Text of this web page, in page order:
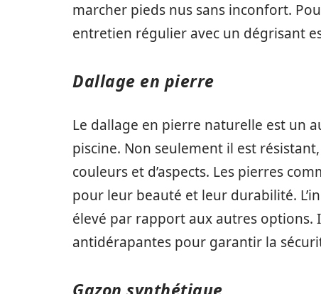
marcher pieds nus sans inconfort.
entretien régulier avec un dégrisant
Dallage en pierre
Le dallage en pierre naturelle est un
piscine. Non seulement il est
couleurs et d’aspects. Les pierres
pour leur beauté et leur durabilité.
élevé par rapport aux autres
antidérapantes pour garantir la